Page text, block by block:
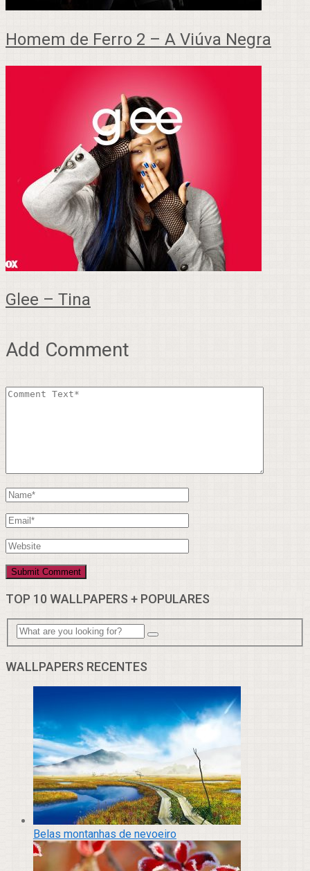
Homem de Ferro 2 – A Viúva Negra
Glee – Tina
Add Comment
TOP 10 WALLPAPERS + POPULARES
WALLPAPERS RECENTES
Belas montanhas de nevoeiro